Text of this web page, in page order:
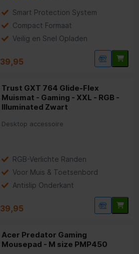
Smart Protection System
Compact Formaat
Veilig en Snel Opladen
39,95
Trust GXT 764 Glide-Flex
Muismat - Gaming - XXL - RGB -
Illuminated Zwart
Desktop accessoire
RGB-Verlichte Randen
Voor Muis & Toetsenbord
Antislip Onderkant
39,95
Acer Predator Gaming
Mousepad - M size PMP450